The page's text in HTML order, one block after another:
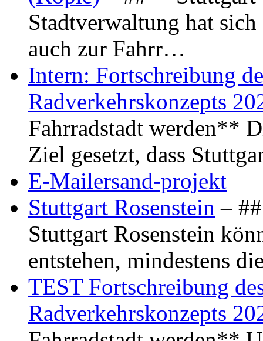
Stadtverwaltung hat
auch zur Fahrr…
Intern: Fortschreibung
Radverkehrskonzepts
Fahrradstadt werden**
Ziel gesetzt, dass
E-Mailersand-projekt
Stuttgart Rosenstein –
Stuttgart Rosenstein
entstehen, mindestens
TEST Fortschreibung
Radverkehrskonzepts